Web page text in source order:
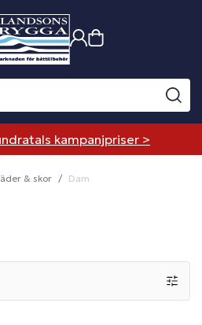
kampanjpriser >
& skor Dam